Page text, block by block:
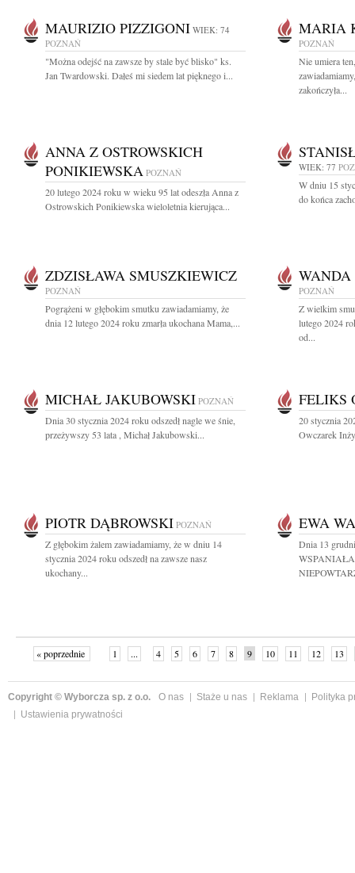
MAURIZIO PIZZIGONI WIEK: 74
POZNAŃ
"Można odejść na zawsze by stale być blisko" ks.
Jan Twardowski. Dałeś mi siedem lat pięknego i...
MARIA
POZNAŃ
Nie umiera
zakończyła...
ANNA Z OSTROWSKICH
PONIKIEWSKA POZNAŃ
20 lutego 2024 roku w wieku 95 lat odeszła Anna z
Ostrowskich Ponikiewska wieloletnia kierująca...
WIEK: 77
W dniu 15
do końca
ZDZISŁAWA SMUSZKIEWICZ
POZNAŃ
Pogrążeni w głębokim smutku zawiadamiamy, że
dnia 12 lutego 2024 roku zmarła ukochana Mama,...
WANDA
POZNAŃ
Z wielkim
lutego 2024
od...
MICHAŁ JAKUBOWSKI POZNAŃ
Dnia 30 stycznia 2024 roku odszedł nagle we śnie,
przeżywszy 53 lata , Michał Jakubowski...
FELIKS
20 stycznia
Owczarek
PIOTR DĄBROWSKI POZNAŃ
Z głębokim żalem zawiadamiamy, że w dniu 14
stycznia 2024 roku odszedł na zawsze nasz
ukochany...
EWA
Dnia 13
« poprzednie 1 ... 4 5 6 7 8 9 10 11 12 13
Copyright © Wyborcza sp. z o.o. O nas Staże u nas Reklama
Polityka
Ustawienia prywatności